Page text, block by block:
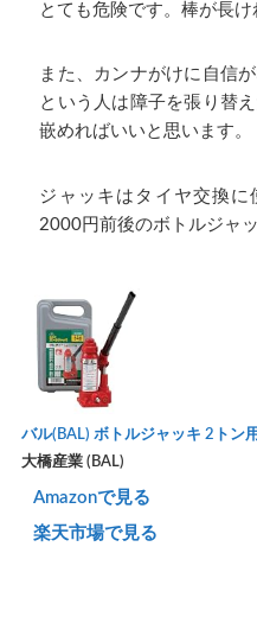
とても危険です。棒が長け
また、カンナがけに自信
という人は障子を張り替
嵌めればいいと思います。
ジャッキはタイヤ交換
2000円前後のボトルジャ
バル(BAL) ボトルジャッキ 2トン
大橋産業 (BAL)
Amazonで見る
楽天市場で見る